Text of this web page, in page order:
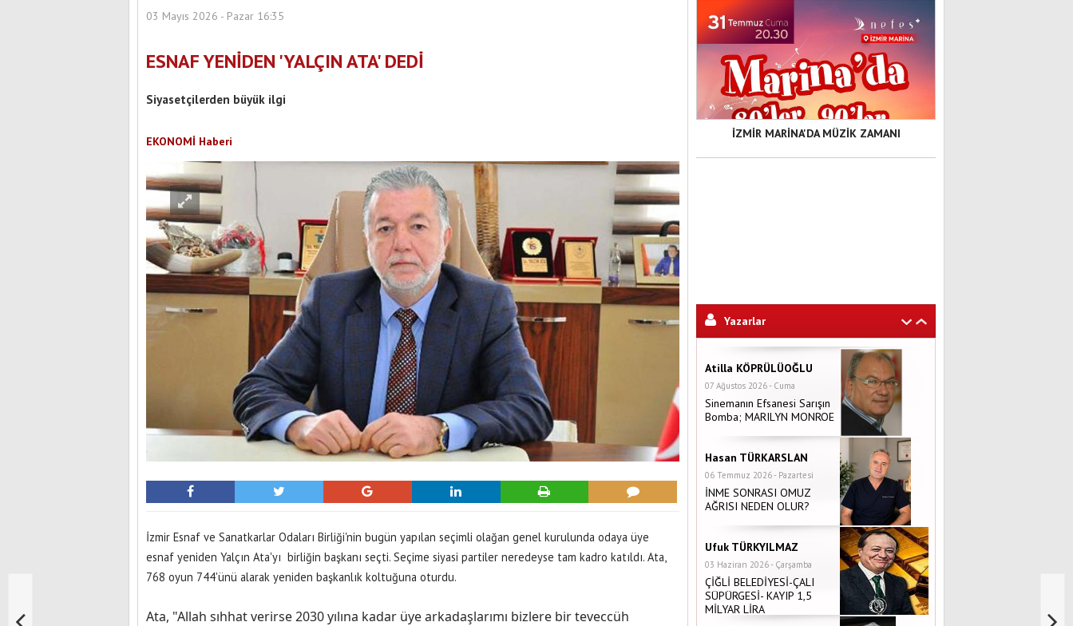
03 Mayıs 2026 - Pazar 16:35
ESNAF YENİDEN 'YALÇIN ATA' DEDİ
Siyasetçilerden büyük ilgi
EKONOMİ Haberi
İzmir Esnaf ve Sanatkarlar Odaları Birliği'nin bugün yapılan seçimli olağan genel kurulunda odaya üye
esnaf yeniden Yalçın Ata'yı birliğin başkanı seçti. Seçime siyasi partiler neredeyse tam kadro katıldı. Ata,
768 oyun 744'ünü alarak yeniden başkanlık koltuğuna oturdu.
Ata, "Allah sıhhat verirse 2030 yılına kadar üye arkadaşlarımı bizlere bir teveccüh
İZMİR MARİNA'DA MÜZİK ZAMANI
Yazarlar
Atilla KÖPRÜLÜOĞLU
07 Ağustos 2026 - Cuma
Sinemanın Efsanesi Sarışın
Bomba; MARILYN MONROE
Hasan TÜRKARSLAN
06 Temmuz 2026 - Pazartesi
İNME SONRASI OMUZ
AĞRISI NEDEN OLUR?
Ufuk TÜRKYILMAZ
03 Haziran 2026 - Çarşamba
ÇİĞLİ BELEDİYESİ-ÇALI
SÜPÜRGESİ- KAYIP 1,5
MİLYAR LİRA